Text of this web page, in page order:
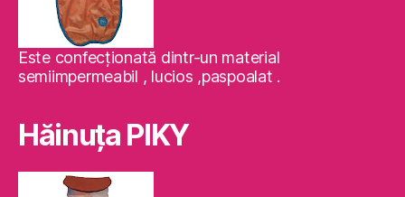
Este confecţionată dintr-un material
semiimpermeabil , lucios ,paspoalat .
Hăinuţa PIKY